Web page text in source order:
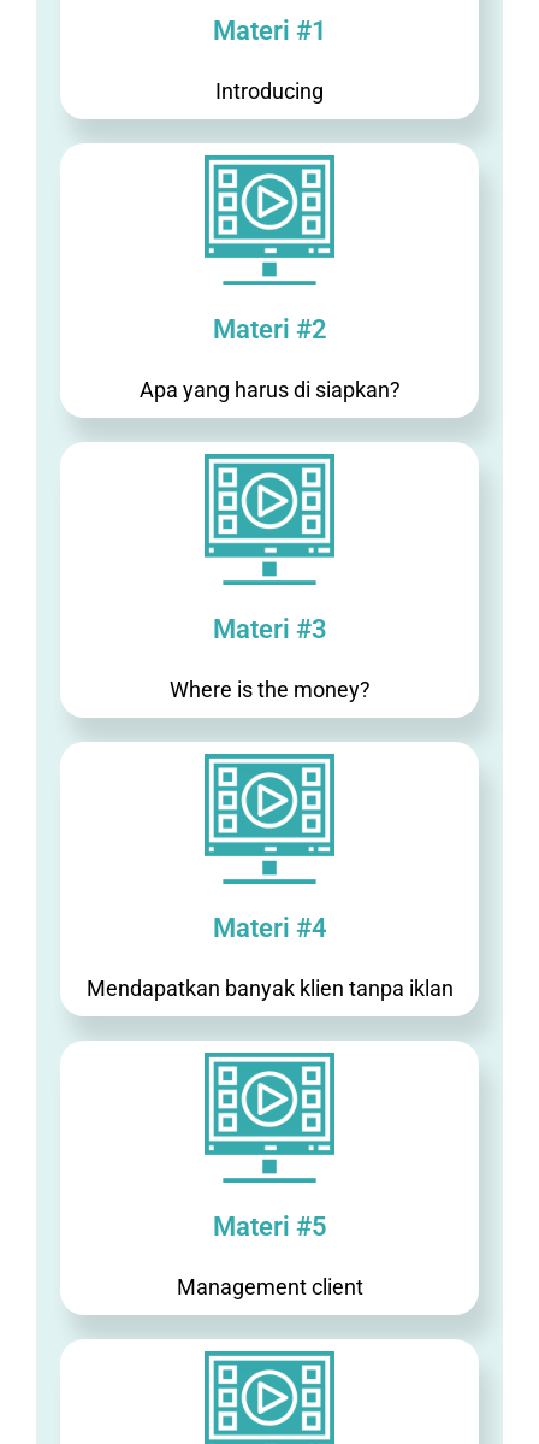
Materi #1
Introducing
Materi #2
Apa yang harus di siapkan?
Materi #3
Where is the money?
Materi #4
Mendapatkan banyak klien tanpa iklan
Materi #5
Management client